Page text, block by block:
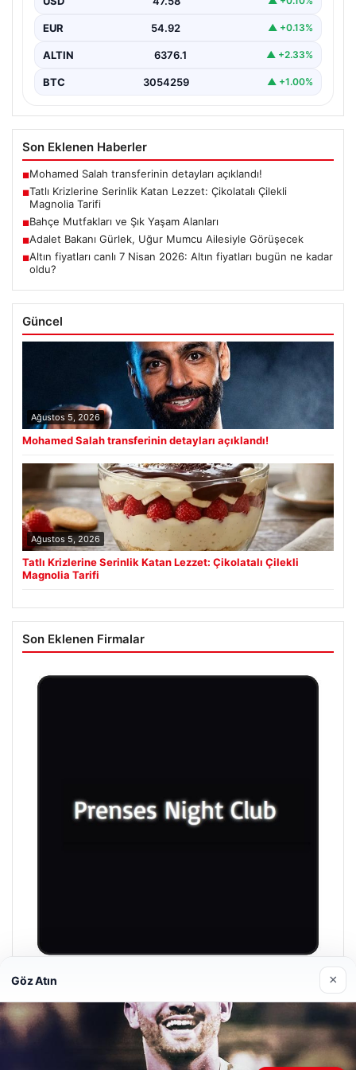
tatlılarından…
EUR 54.92 ▲ +0.13%
ALTIN 6376.1 ▲ +2.33%
BTC 3054259 ▲ +1.00%
Son Eklenen Haberler
■Mohamed Salah transferinin detayları açıklandı!
■Tatlı Krizlerine Serinlik Katan Lezzet: Çikolatalı Çilekli
Magnolia Tarifi
■Bahçe Mutfakları ve Şık Yaşam Alanları
■Adalet Bakanı Gürlek, Uğur Mumcu Ailesiyle Görüşecek
■Altın fiyatları canlı 7 Nisan 2026: Altın fiyatları bugün ne kadar
oldu?
Güncel
Ağustos 5, 2026
Mohamed Salah transferinin detayları açıklandı!
Ağustos 5, 2026
Tatlı Krizlerine Serinlik Katan Lezzet: Çikolatalı Çilekli
Magnolia Tarifi
Son Eklenen Firmalar
Prenses Night Club
Nisan 29, 2026
Göz Atın ×